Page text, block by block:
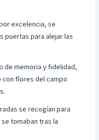
excelencia, se
puertas para alejar las
de memoria y fidelidad,
flores del campo
se recogían para
tomaban tras la